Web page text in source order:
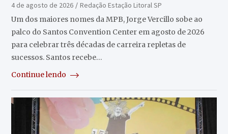
4 de agosto de 2026
Redação Estação Litoral SP
Um dos maiores nomes da MPB, Jorge Vercillo sobe ao
palco do Santos Convention Center em agosto de 2026
para celebrar três décadas de carreira repletas de
sucessos. Santos recebe…
Continue lendo